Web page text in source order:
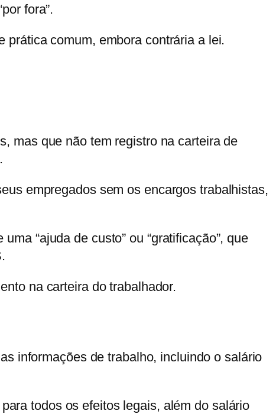
fora”.
prática comum, embora contrária a lei.
mas que não tem registro na carteira de
empregados sem os encargos trabalhistas,
“ajuda de custo” ou “gratificação”, que
na carteira do trabalhador.
informações de trabalho, incluindo o salário
todos os efeitos legais, além do salário